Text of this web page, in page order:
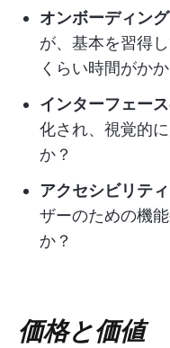
オンボーディング
が、基本を習得
くらい時間がか
インターフェー
化され、視覚的
か？
アクセシビリティ
ザーのための機
か？
価格と価値